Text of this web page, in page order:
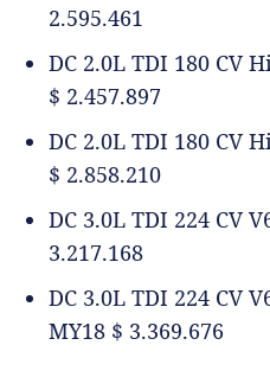
2.595.461
DC 2.0L TDI 180 CV
$ 2.457.897
DC 2.0L TDI 180 CV
$ 2.858.210
DC 3.0L TDI 224 CV
3.217.168
DC 3.0L TDI 224 CV
MY18 $ 3.369.676